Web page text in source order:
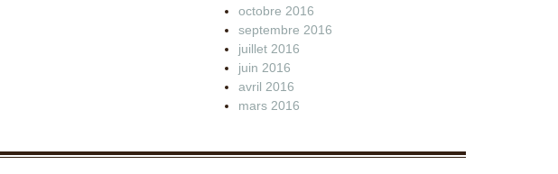
octobre 2016
septembre 2016
juillet 2016
juin 2016
avril 2016
mars 2016